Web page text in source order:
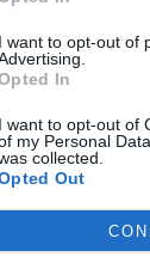
I want to opt-out of
In
I want to opt-out of
my Personal
collected.
Out